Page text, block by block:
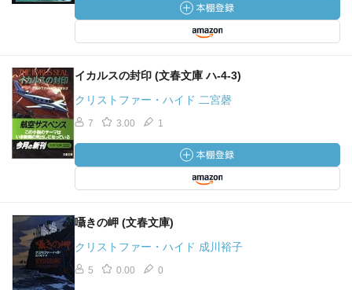
合流を果たした。策謀に長けたマクスウェルをリーダー
に、各々が持てる技倆を駆使して狂気のテロリスト集団に
立ち向かっていく。
奇抜な着想に肉付けした波瀾に満ちたエピソードがとにか
く読ませる。カナダ出身で鉄道ファンのハイドが持てる力
を投入しただけあって、状況を的確に伝えるディテールが
生きている。武器の量と狡猾さで圧倒するテロリストに対
し、間に合わせの備品や薬で火炎瓶などを即興的に作り出
す〝アマチュア〟らの知恵と勇気は、バグリイの名作「高
者は当然敗れて死んでいくのだが、巧みな人物造形によっ
て展開する人間ドラマも劇的で鮮やかだ。どれほど英雄的
行動をとろうと強盗としての本分を忘れない主人公を巡る
爽快な結末も潔い。
イカルスの封印 (文春文庫 ハ-4-3)
クリストファー・ハイド 二宮磬
7 3.00 1
囁きの岬 (文春文庫)
クリストファー・ハイド 成川裕子
5 0.00 0